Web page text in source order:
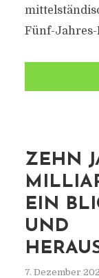
Fünf-
ZEHN
EIN
UND
7. Dezember